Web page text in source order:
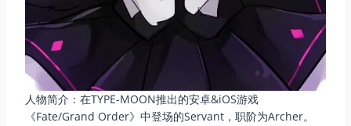
人物简介：在TYPE-MOON推出的安卓&iOS游戏
《Fate/Grand Order》中登场的Servant，职阶为Archer。